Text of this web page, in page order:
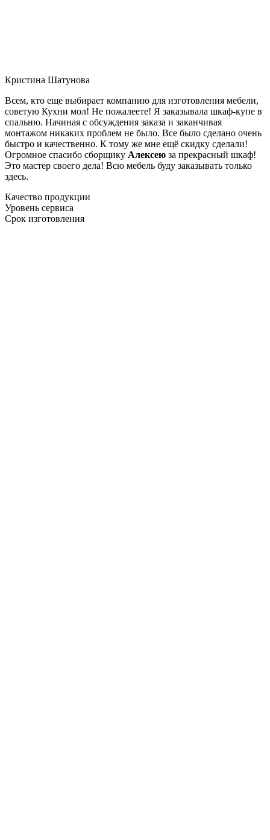
Кристина Шатунова
Всем, кто еще выбирает компанию для изготовления мебели,
советую Кухни мол! Не пожалеете! Я заказывала шкаф-купе в
спальню. Начиная с обсуждения заказа и заканчивая
монтажом никаких проблем не было. Все было сделано очень
быстро и качественно. К тому же мне ещё скидку сделали!
Огромное спасибо сборщику Алексею за прекрасный шкаф!
Это мастер своего дела! Всю мебель буду заказывать только
здесь.
Качество продукции
Уровень сервиса
Срок изготовления